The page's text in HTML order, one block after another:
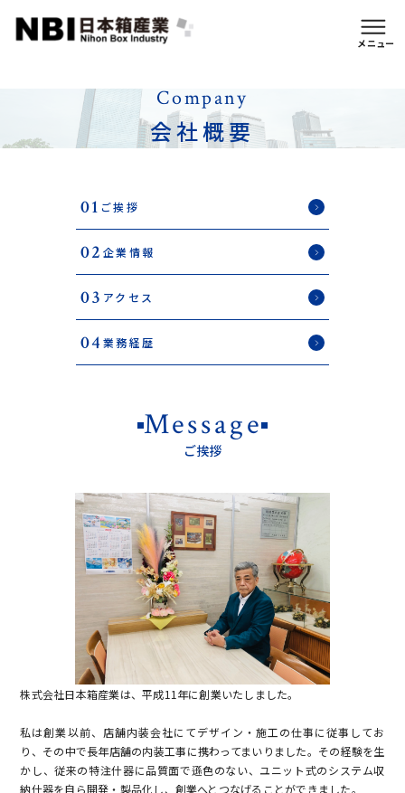
メニュー
イージーオーダー仕様
Company
会社概要
01 ご挨拶
02 企業情報
03 アクセス
04 業務経歴
Message
ご挨拶
株式会社日本箱産業は、平成11年に創業いたしました。
私は創業以前、店舗内装会社にてデザイン・施工の仕事に従事してお
り、その中で長年店舗の内装工事に携わってまいりました。その経験を生
かし、従来の特注什器に品質面で遜色のない、ユニット式のシステム収
納什器を自ら開発・製品化し、創業へとつなげることができました。